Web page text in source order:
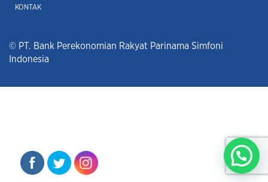
KONTAK
© PT. Bank Perekonomian Rakyat Parinama Simfoni
Indonesia